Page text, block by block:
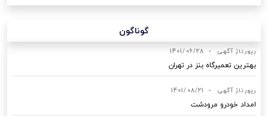
گوناگون
رپورتاژ آگهی •
1401/06/28
بهترین تعمیرگاه بنز در تهران
رپورتاژ آگهی •
1401/08/21
امداد خودرو مرودشت